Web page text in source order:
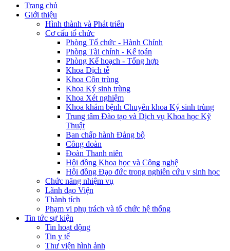
Trang chủ
Giới thiệu
Hình thành và Phát triển
Cơ cấu tổ chức
Phòng Tổ chức - Hành Chính
Phòng Tài chính - Kế toán
Phòng Kế hoạch - Tổng hợp
Khoa Dịch tễ
Khoa Côn trùng
Khoa Ký sinh trùng
Khoa Xét nghiệm
Khoa khám bệnh Chuyên khoa Ký sinh trùng
Trung tâm Đào tạo và Dịch vụ Khoa học Kỹ
Thuật
Ban chấp hành Đảng bộ
Công đoàn
Đoàn Thanh niên
Hội đồng Khoa học và Công nghệ
Hội đồng Đạo đức trong nghiên cứu y sinh học
Chức năng nhiệm vụ
Lãnh đạo Viện
Thành tích
Phạm vi phụ trách và tổ chức hệ thống
Tin tức sự kiện
Tin hoạt động
Tin y tế
Thư viện hình ảnh